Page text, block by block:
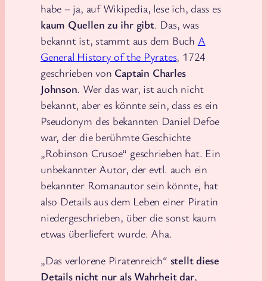
habe – ja, auf Wikipedia, lese ich, dass es
kaum Quellen zu ihr gibt. Das, was
bekannt ist, stammt aus dem Buch A
General History of the Pyrates, 1724
geschrieben von Captain Charles
Johnson. Wer das war, ist auch nicht
bekannt, aber es könnte sein, dass es ein
Pseudonym des bekannten Daniel Defoe
war, der die berühmte Geschichte
„Robinson Crusoe“ geschrieben hat. Ein
unbekannter Autor, der evtl. auch ein
bekannter Romanautor sein könnte, hat
also Details aus dem Leben einer Piratin
niedergeschrieben, über die sonst kaum
etwas überliefert wurde. Aha.
„Das verlorene Piratenreich“ stellt diese
Details nicht nur als Wahrheit dar,